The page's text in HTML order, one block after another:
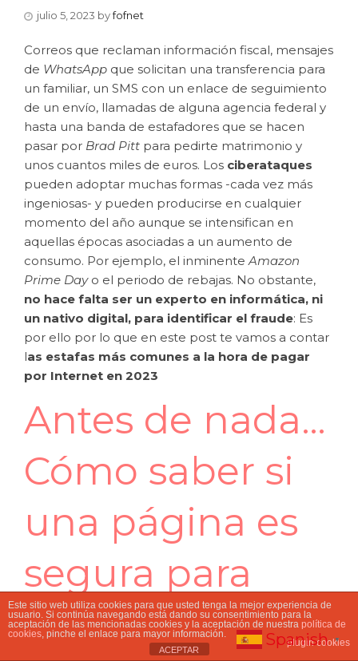
julio 5, 2023 byfofnet
Correos que reclaman información fiscal, mensajes
de WhatsApp que solicitan una transferencia para
un familiar, un SMS con un enlace de seguimiento
de un envío, llamadas de alguna agencia federal y
hasta una banda de estafadores que se hacen
pasar por Brad Pitt para pedirte matrimonio y
unos cuantos miles de euros. Los ciberataques
pueden adoptar muchas formas -cada vez más
ingeniosas- y pueden producirse en cualquier
momento del año aunque se intensifican en
aquellas épocas asociadas a un aumento de
consumo. Por ejemplo, el inminenteAmazon
Prime Dayo el periodo de rebajas. No obstante,
no hace falta ser un experto en informática, ni
un nativo digital, para identificar el fraude: Es
por ello por lo que en este post te vamos a contar
las estafas más comunes a la hora de pagar
por Internet en 2023
Antes de nada…
Cómo saber si
una página es
segura para
comprar
Este sitio web utiliza cookies para que usted tenga la mejor experiencia de
usuario. Si continúa navegando está dando su consentimiento para la
aceptación de las mencionadas cookies y la aceptación de nuestra política de
cookies, pinche el enlace para mayor información.
plugin cookies
ACEPTAR
Spanish ▼